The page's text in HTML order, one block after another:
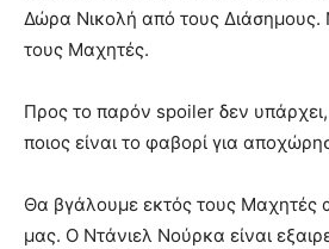
Δώρα Νικολή από τους
τους Μαχητές.
Προς το παρόν spoiler δεν
ποιος είναι το φαβορί για
Θα βγάλουμε εκτός τους Μαχητές
μας. Ο Ντάνιελ Νούρκα είναι